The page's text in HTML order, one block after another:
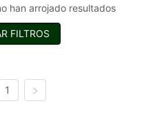
han arrojado resultados
FILTROS
1